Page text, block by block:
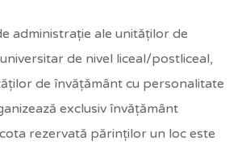
administraţie ale unităţilor de
de nivel liceal/postliceal,
de învăţământ cu personalitate
exclusiv învăţământ
rezervată părinţilor un loc este